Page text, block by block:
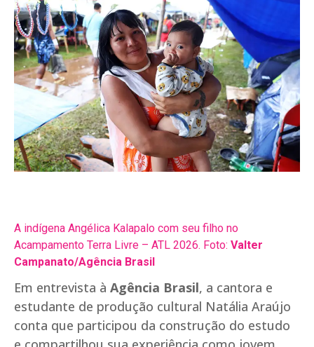
A indígena Angélica Kalapalo com seu filho no
Acampamento Terra Livre – ATL 2026. Foto: Valter
Campanato/Agência Brasil
Em entrevista à Agência Brasil, a cantora e
estudante de produção cultural Natália Araújo
conta que participou da construção do estudo